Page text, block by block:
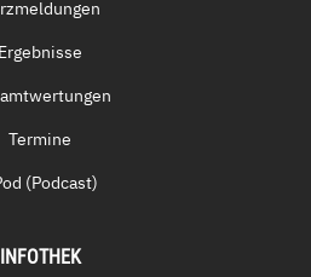
Ergebnisse
Termine
(Podcast)
INFOTHEK